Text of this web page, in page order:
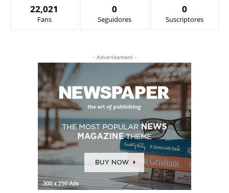
22,021
Fans
0
Seguidores
0
Suscriptores
- Advertisement -